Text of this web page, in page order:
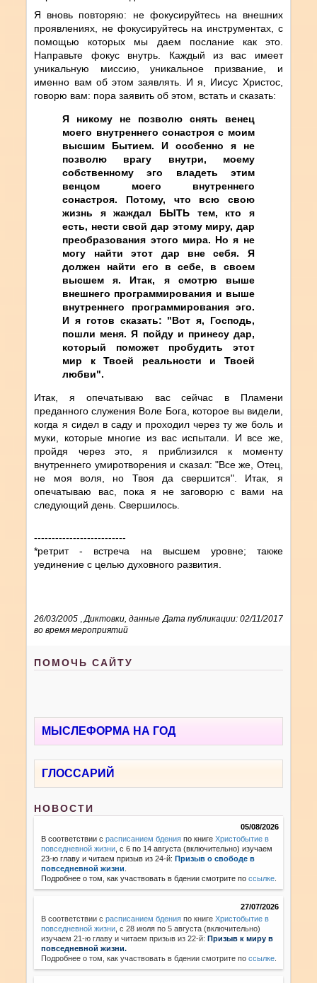
Я вновь повторяю: не фокусируйтесь на внешних
проявлениях, не фокусируйтесь на инструментах, с
помощью которых мы даем послание как это.
Направьте фокус внутрь. Каждый из вас имеет
уникальную миссию, уникальное призвание, и
именно вам об этом заявлять. И я, Иисус Христос,
говорю вам: пора заявить об этом, встать и сказать:
Я никому не позволю снять венец
моего внутреннего сонастроя с моим
высшим Бытием. И особенно я не
позволю врагу внутри, моему
собственному эго владеть этим
венцом моего внутреннего
сонастроя. Потому, что всю свою
жизнь я жаждал БЫТЬ тем, кто я
есть, нести свой дар этому миру, дар
преобразования этого мира. Но я не
могу найти этот дар вне себя. Я
должен найти его в себе, в своем
высшем я. Итак, я смотрю выше
внешнего программирования и выше
внутреннего программирования эго.
И я готов сказать: "Вот я, Господь,
пошли меня. Я пойду и принесу дар,
который поможет пробудить этот
мир к Твоей реальности и Твоей
любви".
Итак, я опечатываю вас сейчас в Пламени
преданного служения Воле Бога, которое вы видели,
когда я сидел в саду и проходил через ту же боль и
муки, которые многие из вас испытали. И все же,
пройдя через это, я приблизился к моменту
внутреннего умиротворения и сказал: "Все же, Отец,
не моя воля, но Твоя да свершится". Итак, я
опечатываю вас, пока я не заговорю с вами на
следующий день. Свершилось.
--------------------------
*ретрит - встреча на высшем уровне; также
уединение с целью духовного развития.
26/03/2005 Дата публикации: 02/11/2017
,Диктовки, данные
во время мероприятий
ПОМОЧЬ САЙТУ
МЫСЛЕФОРМА НА ГОД
ГЛОССАРИЙ
НОВОСТИ
05/08/2026
В соответствии срасписанием бдения по книгеХристобытие в
повседневной жизни , с 6 по 14 августа (включительно) изучаем
23-ю главу и читаем призыв из 24-й:Призыв о свободе в
повседневной жизни
Подробнее о том, как участвовать в бдении смотрите поссылке
27/07/2026
В соответствии с расписанием бдения по книгеХристобытие в
повседневной жизни с 28 июля по 5 августа (включительно)
изучаем 21-ю главу и читаем призыв из 22-й:Призыв к миру в
повседневной жизни.
Подробнее о том, как участвовать в бдении смотрите поссылке